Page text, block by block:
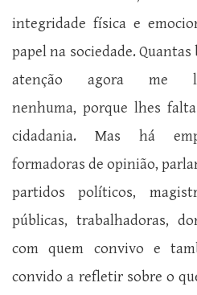
integridade física e
papel na sociedade.
atenção agora me
nenhuma, porque lhes
cidadania. Mas há
formadoras de opinião,
partidos políticos,
públicas, trabalhadoras,
com quem convivo e
convido a refletir sobre o